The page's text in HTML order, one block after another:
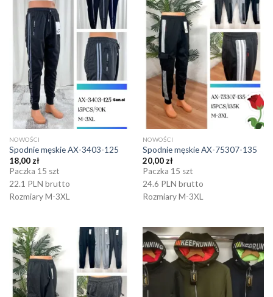
NOWOŚCI
Spodnie męskie AX-3403-125
18,00zł
Paczka 15 szt
22.1 PLN brutto
Rozmiary M-3XL
NOWOŚCI
Spodnie męskie AX-75307-135
20,00zł
Paczka 15 szt
24.6 PLN brutto
Rozmiary M-3XL